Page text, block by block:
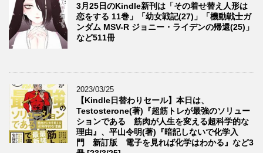
3月25日のKindle新刊は「その着せ替え人形は
恋をする 11巻」「幼女戦記(27)」「機動戦士ガ
ンダム MSV-R ジョニー・ライデンの帰還(25)」
など511冊
2023/03/25
【Kindle日替わりセール】本日は、
Testosterone(著)『超筋トレが最強のソリュー
ションである 筋肉が人生を変える超科学的な
理由』、平山令明(著)『暗記しないで化学入
門 新訂版 電子を見れば化学はわかる』など3